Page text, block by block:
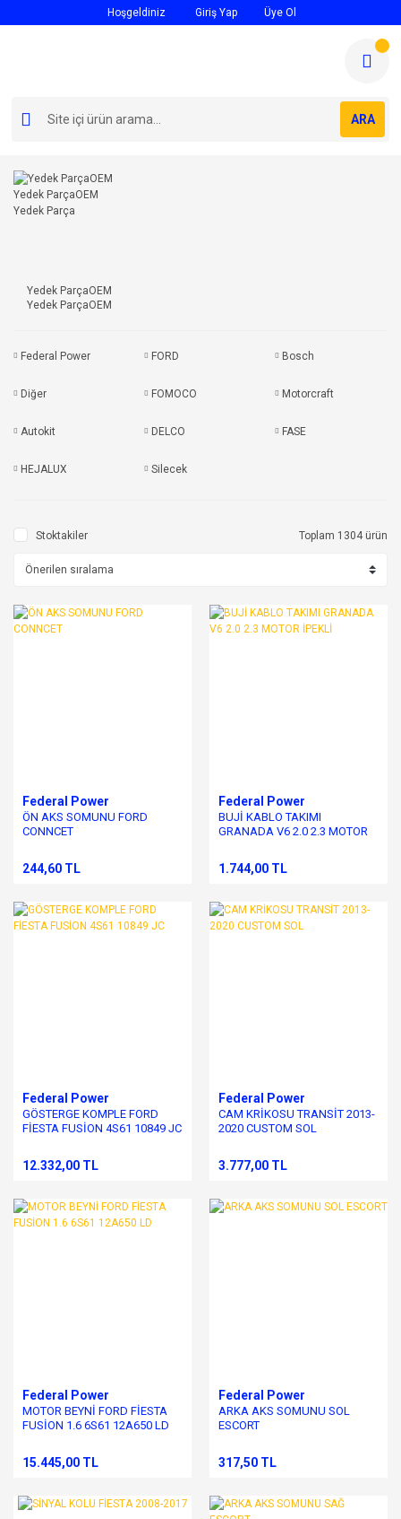
Hoşgeldiniz Giriş Yap Üye Ol
ARA
Yedek ParçaOEM
Yedek ParçaOEM
Federal Power FORD Bosch
Diğer FOMOCO Motorcraft
Autokit DELCO FASE
HEJALUX Silecek
Stoktakiler Toplam 1304 ürün
Federal Power
ÖN AKS SOMUNU FORD
CONNCET
244,60 TL
Federal Power
BUJİ KABLO TAKIMI
GRANADA V6 2.0 2.3 MOTOR
1.744,00 TL
Federal Power
GÖSTERGE KOMPLE FORD
FİESTA FUSİON 4S61 10849 JC
12.332,00 TL
Federal Power
CAM KRİKOSU TRANSİT 2013-
2020 CUSTOM SOL
3.777,00 TL
Federal Power
MOTOR BEYNİ FORD FİESTA
FUSİON 1.6 6S61 12A650 LD
15.445,00 TL
Federal Power
ARKA AKS SOMUNU SOL
ESCORT
317,50 TL